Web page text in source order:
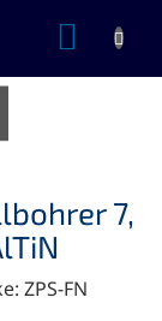
7,
ZPS-FN